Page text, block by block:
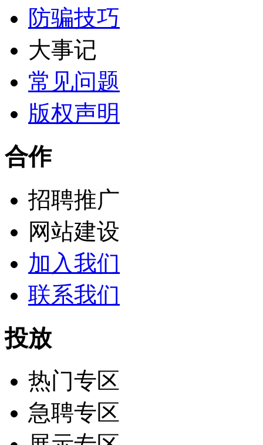
防骗技巧
大事记
常见问题
版权声明
合作
招聘推广
网站建设
加入我们
联系我们
投放
热门专区
急聘专区